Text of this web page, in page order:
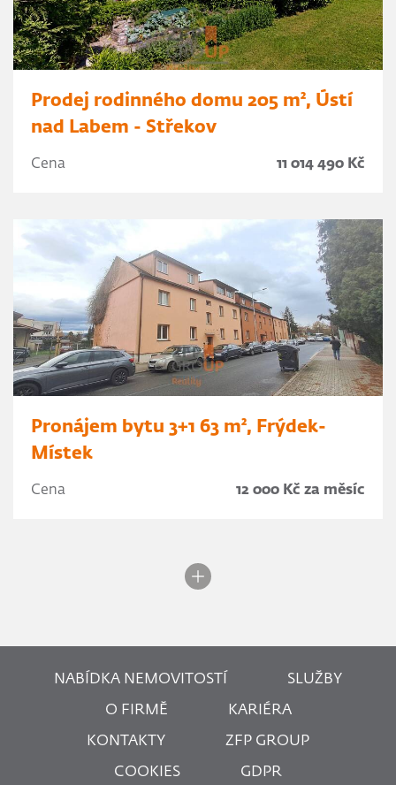
Prodej rodinného domu 205 m², Ústí
nad Labem - Střekov
Cena 11 014 490 Kč
Pronájem bytu 3+1 63 m², Frýdek-
Místek
Cena 12 000 Kč za měsíc
NABÍDKA NEMOVITOSTÍ SLUŽBY
O FIRMĚ KARIÉRA
KONTAKTY ZFP GROUP
COOKIES GDPR